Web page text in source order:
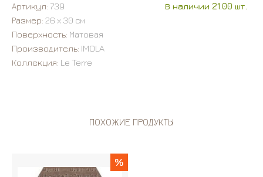
Артикул: 739
В наличии 21.00 шт.
Размер: 26 х 30 см
Поверхность: Матовая
Производитель: IMOLA
Коллекция: Le Terre
ПОХОЖИЕ ПРОДУКТЫ
%